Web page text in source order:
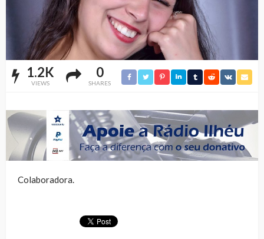
1.2K
VIEWS
0
SHARES
Colaboradora.